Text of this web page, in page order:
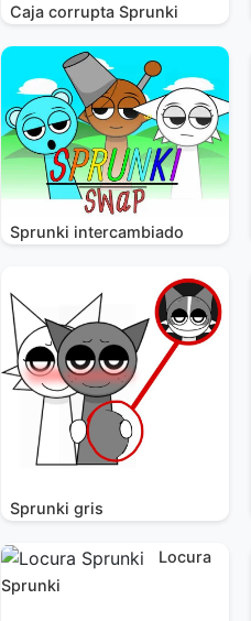
Caja corrupta Sprunki
Sprunki intercambiado
Sprunki gris
Locura
Sprunki